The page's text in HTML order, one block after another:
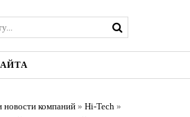
новости компаний » Hi-Tech »